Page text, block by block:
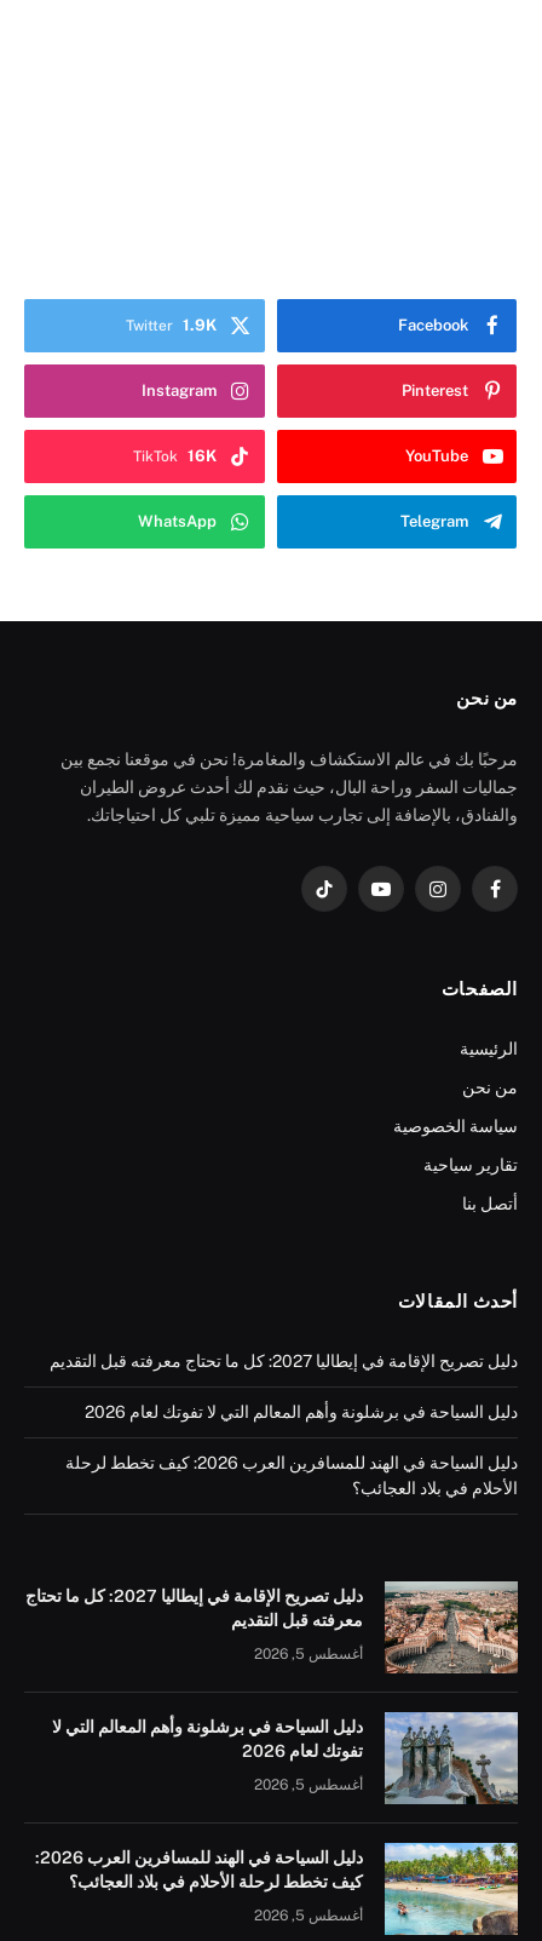
Facebook
Twitter 1.9K
Pinterest
Instagram
YouTube
TikTok 16K
Telegram
WhatsApp
من نحن
مرحبًا بك في عالم الاستكشاف والمغامرة! نحن في موقعنا نجمع بين
جماليات السفر وراحة البال، حيث نقدم لك أحدث عروض الطيران
والفنادق، بالإضافة إلى تجارب سياحية مميزة تلبي كل احتياجاتك.
فيسبوكالانستغراميوتيوب تيكتوك
الصفحات
الرئيسية
من نحن
سياسة الخصوصية
تقارير سياحية
أتصل بنا
أحدث المقالات
دليل تصريح الإقامة في إيطاليا 2027: كل ما تحتاج معرفته قبل التقديم
دليل السياحة في برشلونة وأهم المعالم التي لا تفوتك لعام 2026
دليل السياحة في الهند للمسافرين العرب 2026: كيف تخطط لرحلة
الأحلام في بلاد العجائب؟
دليل تصريح الإقامة في إيطاليا 2027: كل ما تحتاج
معرفته قبل التقديم
أغسطس 5, 2026
دليل السياحة في برشلونة وأهم المعالم التي لا
تفوتك لعام 2026
أغسطس 5, 2026
دليل السياحة في الهند للمسافرين العرب 2026:
كيف تخطط لرحلة الأحلام في بلاد العجائب؟
أغسطس 5, 2026